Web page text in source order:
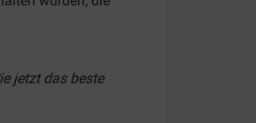
jetzt das beste